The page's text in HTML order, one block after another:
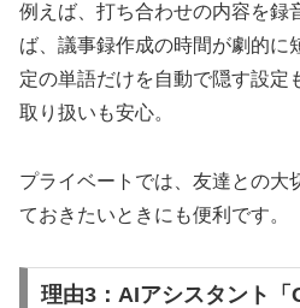
例えば、打ち合わせの内容を録
ば、議事録作成の時間が劇的に
定の単語だけを自動で隠す設定
取り扱いも安心。
プライベートでは、友達との大
ておきたいときにも便利です。
理由3：AIアシスタント